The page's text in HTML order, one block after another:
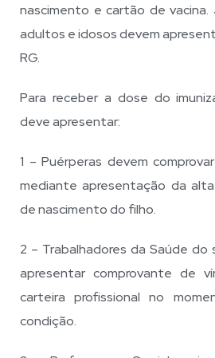
nascimento e cartão de
adultos e idosos devem
RG.
Para receber a dose do
deve apresentar:
1 – Puérperas devem
mediante apresentação da
de nascimento do filho.
2 – Trabalhadores da Saúde
apresentar comprovante de
carteira profissional no
condição.